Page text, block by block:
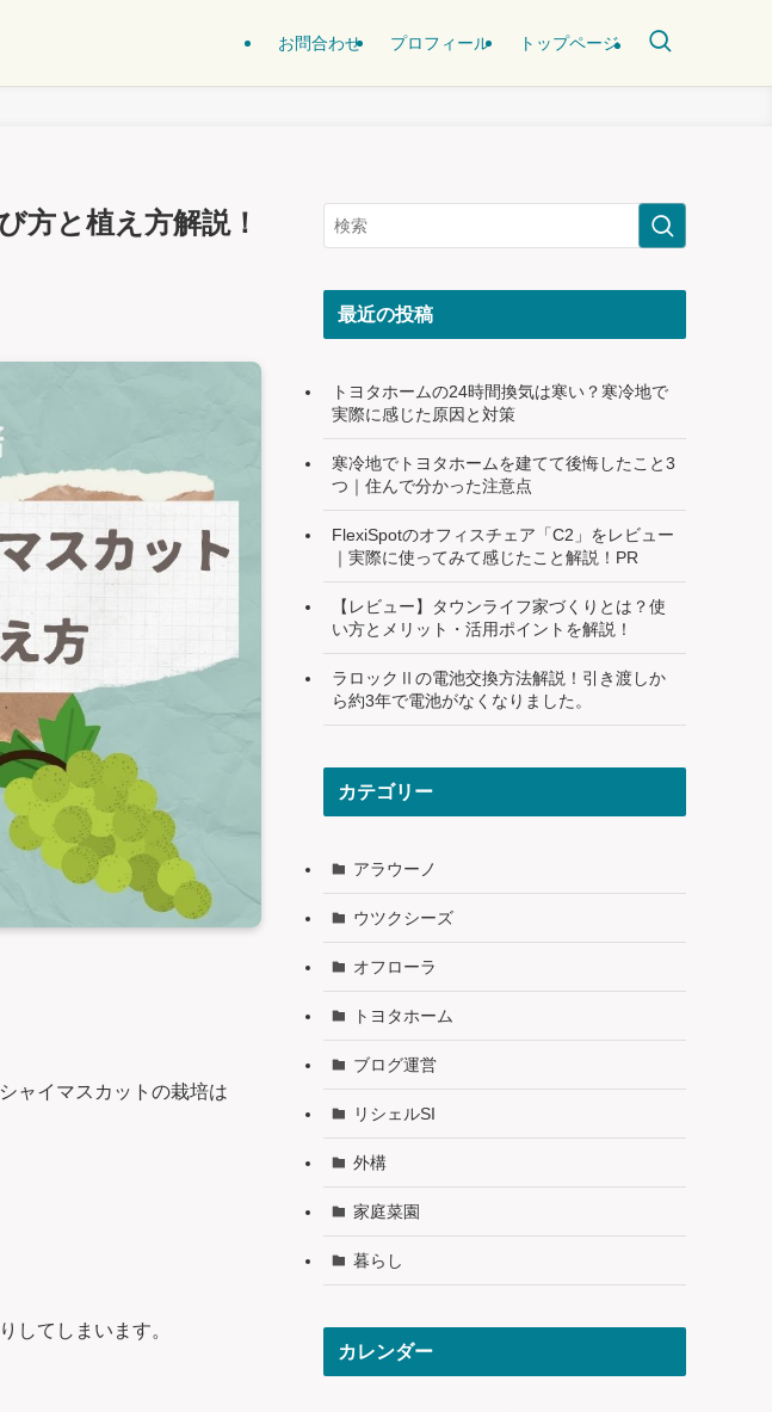
お問合わせ プロフィール トップページ
方と植え方解説！
ャイマスカットの栽培は
してしまいます。
最近の投稿
トヨタホームの24時間換気は寒い？寒冷地で
実際に感じた原因と対策
寒冷地でトヨタホームを建てて後悔したこと3
つ｜住んで分かった注意点
FlexiSpotのオフィスチェア「C2」をレビュー
｜実際に使ってみて感じたこと解説！PR
【レビュー】タウンライフ家づくりとは？使
い方とメリット・活用ポイントを解説！
ラロックⅡの電池交換方法解説！引き渡しか
ら約3年で電池がなくなりました。
カテゴリー
アラウーノ
ウツクシーズ
オフローラ
トヨタホーム
ブログ運営
リシェルSI
外構
家庭菜園
暮らし
カレンダー